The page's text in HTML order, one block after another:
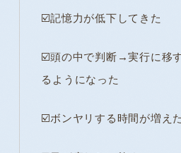
☑️記憶力が低下してきた
☑️頭の中で判断→実行に移
るようになった
☑️ボンヤリする時間が増えた